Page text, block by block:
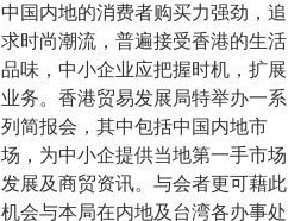
中国内地的消费者购买力强劲，追
求时尚潮流，普遍接受香港的生活
品味，中小企业应把握时机，扩展
业务。香港贸易发展局特举办一系
列简报会，其中包括中国内地市
场，为中小企提供当地第一手市场
发展及商贸资讯。与会者更可藉此
机会与本局在内地及台湾各办事处